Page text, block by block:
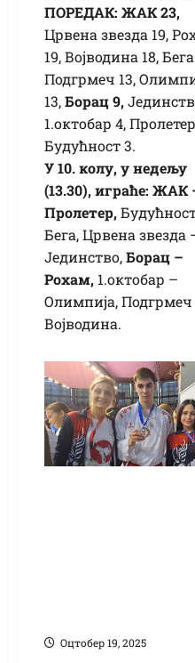
ПОРЕДАК: ЖАК 23,
Црвена звезда 19,
19, Војводина 18,
Подгрмеч 13,
13,Борац 9,
1.октобар 4,
Будућност 3.
У 10. колу, у недељу
(13.30), играће: ЖАК
Пролетер,
Бега, Црвена звезда
Јединство,Борац –
Рохам, 1.октобар –
Олимпија, Подгрмеч
Војводина.
Оцтобер 19, 2025